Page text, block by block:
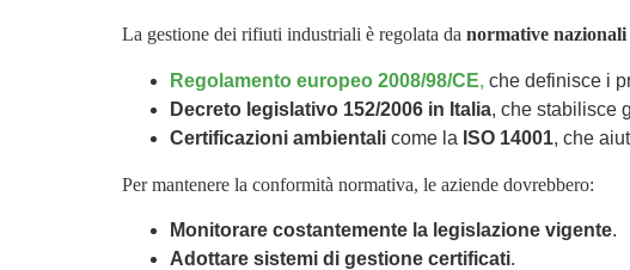
La gestione dei rifiuti industriali è regolata da normative
Regolamento europeo 2008/98/CE, che definisce i
Decreto legislativo 152/2006 in Italia, che stabilisce
Certificazioni ambientali come la ISO 14001, che
Per mantenere la conformità normativa, le aziende dovrebbero:
Monitorare costantemente la legislazione vigente.
Adottare sistemi di gestione certificati.